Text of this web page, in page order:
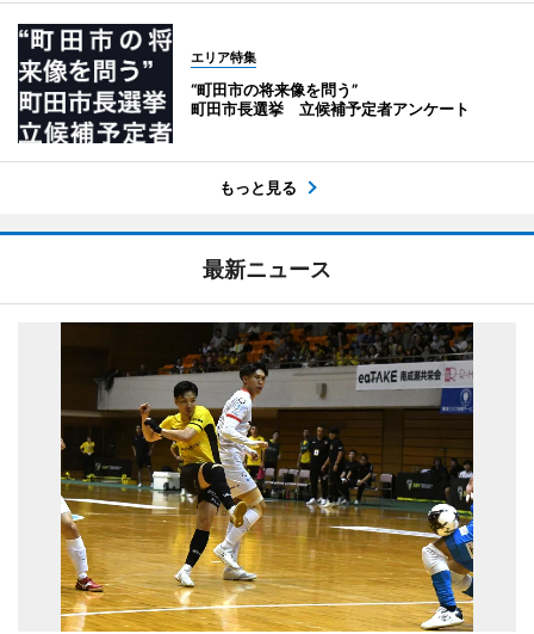
エリア特集
“町田市の将来像を問う”
町田市長選挙 立候補予定者アンケート
もっと見る
最新ニュース